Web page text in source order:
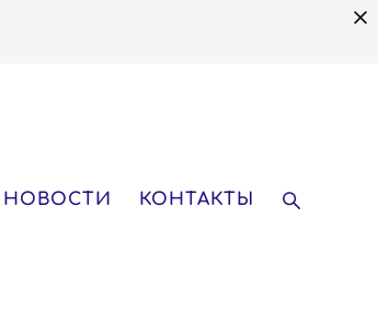
НОВОСТИ КОНТАКТЫ